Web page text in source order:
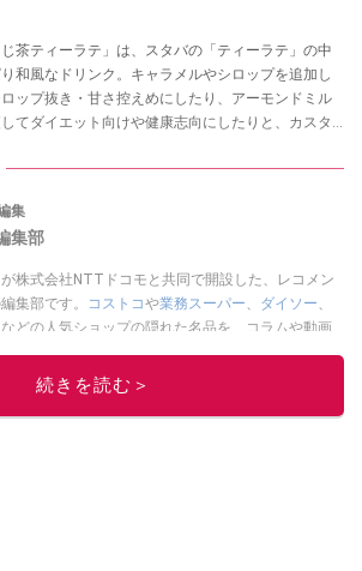
茶ティーラテ」は、スタバの「ティーラテ」の中
和風なドリンク。キャラメルやシロップを追加し
ップ抜き・甘さ控えめにしたり、アーモンドミル
てダイエット向けや健康志向にしたりと、カスタ
ィー ラテ」の最新情報も紹介します。
集
集部
株式会社NTTドコモと共同で開設した、レコメン
集部です。
コストコや業務スーパー、 ダイソー、
などの人気ショップの隠れた名品を、コラムや動画
ルメやマニアが紹介するアウトドア情報も満載で
ツは専門家やインフルエンサーが実際に使用して
トレンド情報をお届けしているので、ぜひ
ださい！
続きを読む＞